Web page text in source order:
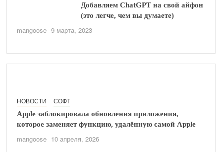
Добавляем ChatGPT на свой айфон
(это легче, чем вы думаете)
mangoose 9 марта, 2023
НОВОСТИ СОФТ
Apple заблокировала обновления приложения,
которое заменяет функцию, удалённую самой Apple
mangoose 10 апреля, 2026